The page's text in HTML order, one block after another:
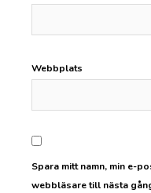
Webbplats
Spara mitt namn, min e-
webbläsare till nästa